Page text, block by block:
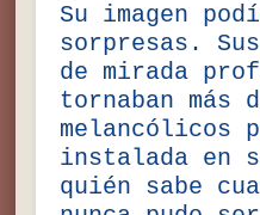
Su imagen
sorpresas.
de mirada
tornaban más
melancólicos
instalada en
quién sabe